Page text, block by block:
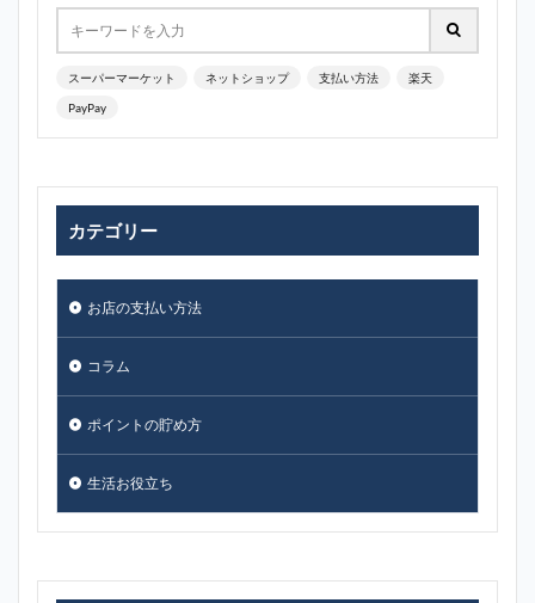
スーパーマーケット ネットショップ 支払い方法 楽天
PayPay
カテゴリー
お店の支払い方法
コラム
ポイントの貯め方
生活お役立ち